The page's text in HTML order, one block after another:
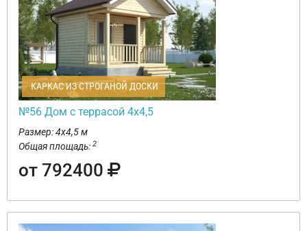
КАРКАС ИЗ СТРОГАНОЙ ДОСКИ
№56 Дом с террасой 4х4,5
Размер: 4х4,5 м
Общая площадь: 2
от 792400